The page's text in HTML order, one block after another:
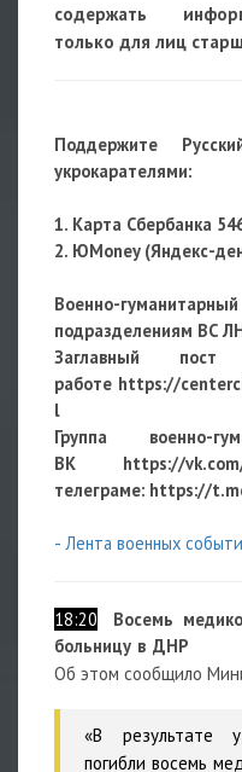
содержать
только для лиц
Поддержите
укрокарателями:
1. Карта Сбербанка
2. ЮMoney (Яндекс-
Военно-
подразделениям ВС
Заглавный пост
работе https://
l
Группа военно-
ВК https://
телеграме: https://
- Лента военных
18:20
Восемь
больницу в ДНР
Об этом сообщило
«В результате
погибли восемь